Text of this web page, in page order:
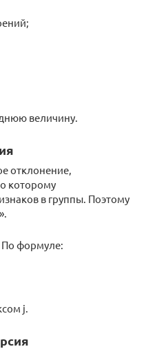
величину.
отклонение,
которому
в группы. Поэтому
По формуле:
j.